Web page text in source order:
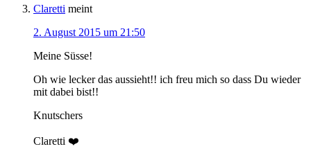
Claretti meint
2. August 2015 um 21:50
Meine Süsse!
Oh wie lecker das aussieht!! ich freu mich so dass Du wieder
mit dabei bist!!
Knutschers
Claretti ❤️